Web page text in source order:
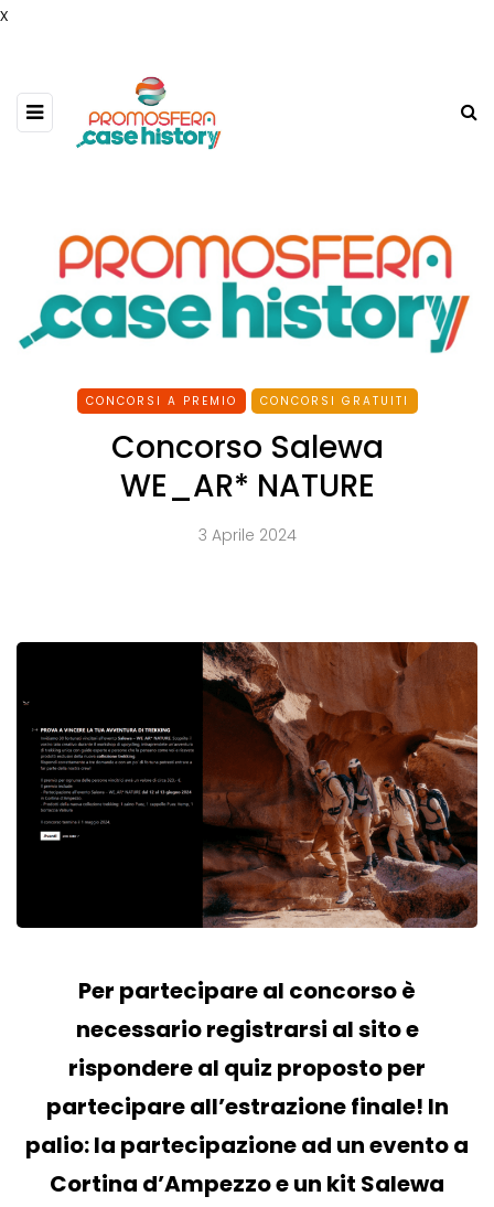
x
CONCORSI A PREMIO CONCORSI GRATUITI
Concorso Salewa
WE_AR* NATURE
3 Aprile 2024
Per partecipare al concorso è
necessario registrarsi al sito e
rispondere al quiz proposto per
partecipare all’estrazione finale! In
palio: la partecipazione ad un evento a
Cortina d’Ampezzo e un kit Salewa